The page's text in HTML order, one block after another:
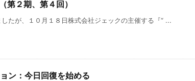
第２期、第４回）
たが、１０月１８日株式会社ジェックの主催する『“ ...
ン：今日回復を始める